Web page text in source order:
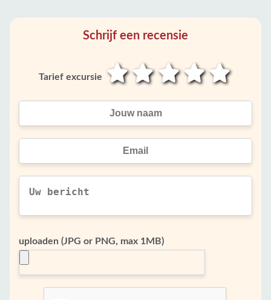
Schrijf een recensie
Tarief excursie
uploaden (JPG or PNG, max 1MB)